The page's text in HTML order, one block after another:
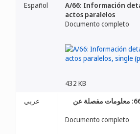
Español
A/66: Información
actos paralelos
Documento completo
432 KB
عربي
سلسلة الاجتماعات 66: معلومات مفصلة عن
Documento completo